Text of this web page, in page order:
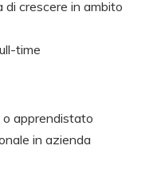
di crescere in ambito
time
o apprendistato
in azienda